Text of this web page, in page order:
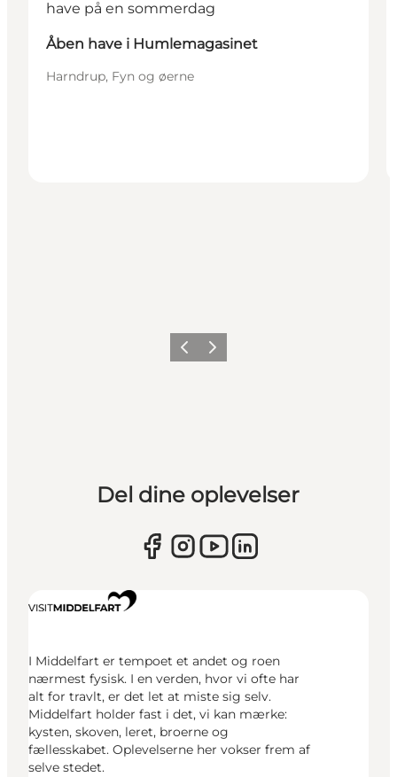
Åben have i Humlemagasinet
Harndrup, Fyn og øerne
ForrigeNæste
Del dine oplevelser
I Middelfart er tempoet et andet og roen
nærmest fysisk. I en verden, hvor vi ofte har
alt for travlt, er det let at miste sig selv.
Middelfart holder fast i det, vi kan mærke:
kysten, skoven, leret, broerne og
fællesskabet. Oplevelserne her vokser frem af
selve stedet.